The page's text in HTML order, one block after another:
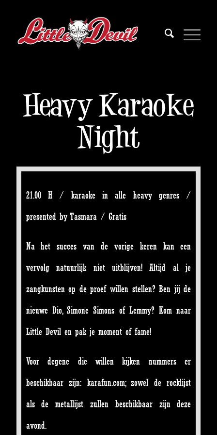
Heavy Karaoke
Night
21.00 H / karaoke in alle heavy genres /
presented by Tasmara / Gratis
Na het succes van de vorige keren kan een
vervolg natuurlijk niet uitblijven! Altijd al je
zangkunsten op de proef willen stellen? Ben jij de
nieuwe Dio, Simone Simons of Lemmy? Kom naar
Little Devil en pak je moment of fame!
Voor degene die willen kijken nummers er
beschikbaar zijn: karafun.com; zowel de rocklijst
als de metallijst zullen beschikbaar zijn deze
avond.